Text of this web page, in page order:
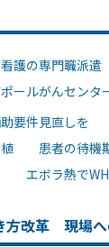
護の専門職派
ールがんセンタ
助要件見直し
植 患者の待機
エボラ熱で
方改革 現場